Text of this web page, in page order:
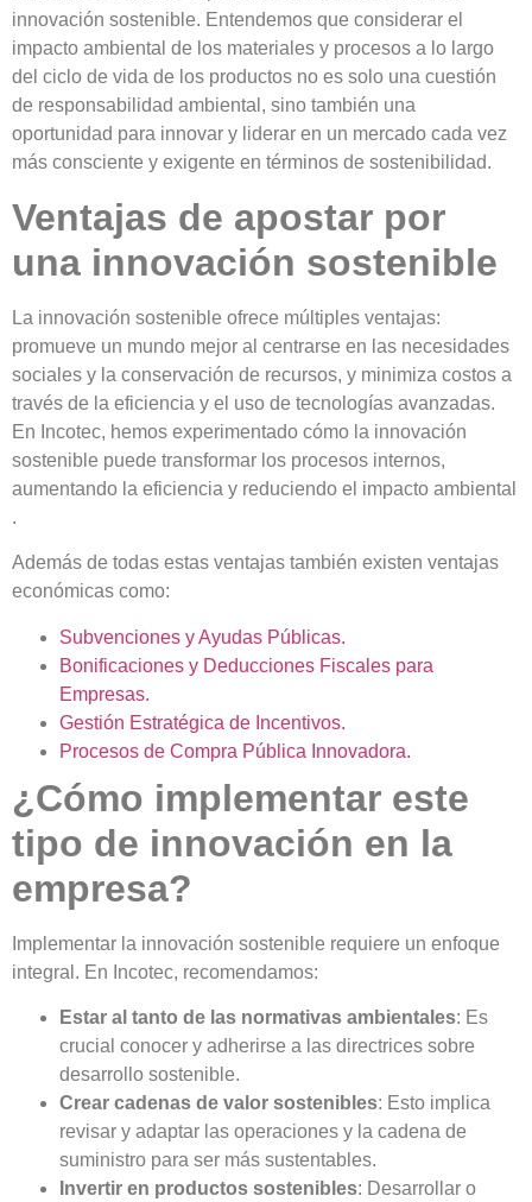
innovación sostenible. Entendemos que considerar el
impacto ambiental de los materiales y procesos a lo largo
del ciclo de vida de los productos no es solo una cuestión
de responsabilidad ambiental, sino también una
oportunidad para innovar y liderar en un mercado cada vez
más consciente y exigente en términos de sostenibilidad.
Ventajas de apostar por
una innovación sostenible
La innovación sostenible ofrece múltiples ventajas:
promueve un mundo mejor al centrarse en las necesidades
sociales y la conservación de recursos, y minimiza costos a
través de la eficiencia y el uso de tecnologías avanzadas.
En Incotec, hemos experimentado cómo la innovación
sostenible puede transformar los procesos internos,
aumentando la eficiencia y reduciendo el impacto ambiental​​​​
.
Además de todas estas ventajas también existen ventajas
económicas como:
Subvenciones y Ayudas Públicas.
Bonificaciones y Deducciones Fiscales para
Empresas.
Gestión Estratégica de Incentivos.
Procesos de Compra Pública Innovadora.
¿Cómo implementar este
tipo de innovación en la
empresa?
Implementar la innovación sostenible requiere un enfoque
integral. En Incotec, recomendamos:
Estar al tanto de las normativas ambientales: Es
crucial conocer y adherirse a las directrices sobre
desarrollo sostenible.
Crear cadenas de valor sostenibles: Esto implica
revisar y adaptar las operaciones y la cadena de
suministro para ser más sustentables.
Invertir en productos sostenibles: Desarrollar o